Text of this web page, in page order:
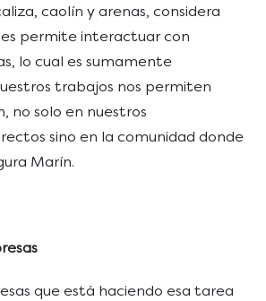
caolín y arenas, considera
permite interactuar con
lo cual es sumamente
trabajos nos permiten
no solo en nuestros
sino en la comunidad donde
Marín.
que está haciendo esa tarea